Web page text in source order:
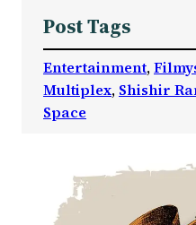
Post Tags
Entertainment,
Multiplex, Shishir
Space